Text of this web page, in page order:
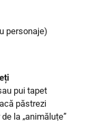
personaje)
pui tapet
păstrezi
la „animăluțe”